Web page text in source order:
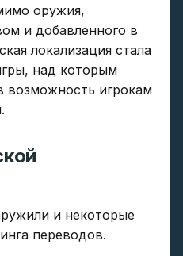
оружия,
и добавленного в
локализация стала
над которым
возможность игрокам
и некоторые
переводов.